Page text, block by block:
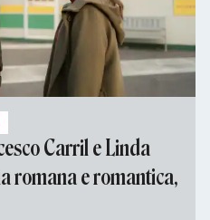
Carril e Linda
romana e romantica,